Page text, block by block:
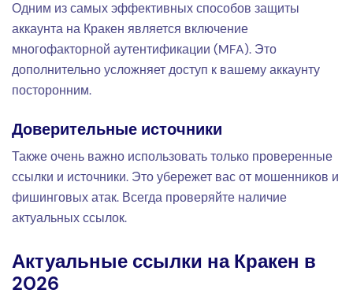
Одним из самых эффективных способов защиты
аккаунта на Кракен является включение
многофакторной аутентификации (MFA). Это
дополнительно усложняет доступ к вашему аккаунту
посторонним.
Доверительные источники
Также очень важно использовать только проверенные
ссылки и источники. Это убережет вас от мошенников и
фишинговых атак. Всегда проверяйте наличие
актуальных ссылок.
Актуальные ссылки на Кракен в
2026